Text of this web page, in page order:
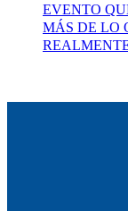
EVENTO
MÁS DE LO